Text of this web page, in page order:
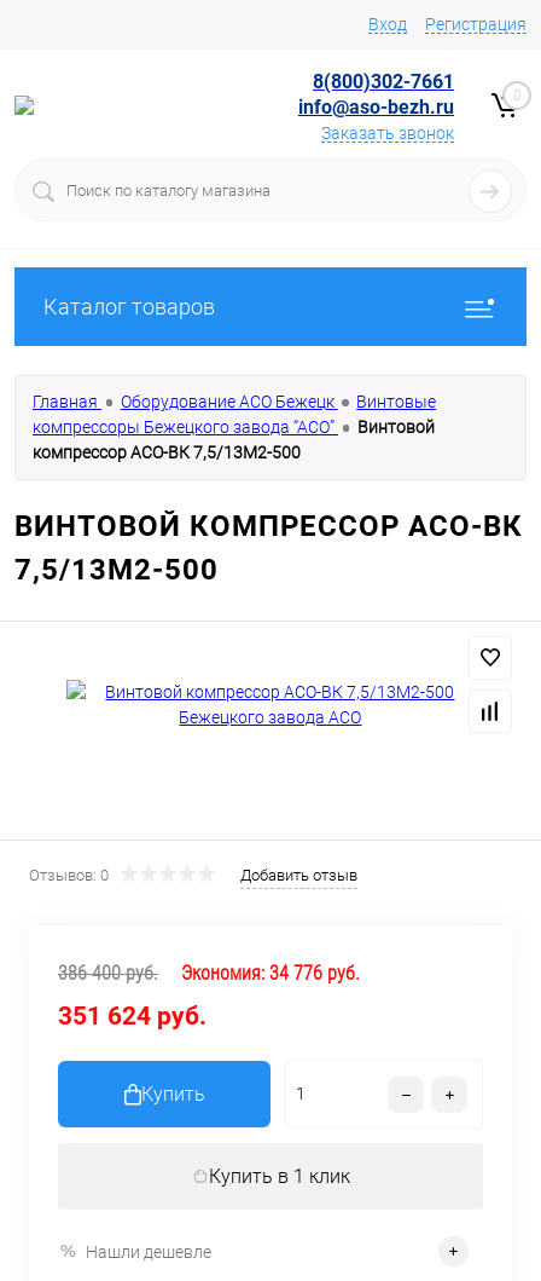
Вход Регистрация
8(800)302-7661
info@aso-bezh.ru
Заказать звонок
0
Каталог товаров
Главная Оборудование АСО Бежецк
Винтовые
компрессоры Бежецкого завода “АСО”
Винтовой
компрессор АСО-ВК 7,5/13М2-500
ВИНТОВОЙ КОМПРЕССОР АСО-ВК
7,5/13М2-500
Отзывов: 0 Добавить отзыв
386 400 руб. Экономия: 34 776 руб.
351 624 руб.
Купить
Купить в 1 клик
Нашли дешевле